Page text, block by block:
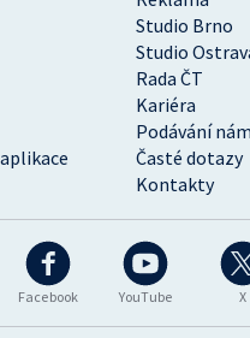
Facebook YouTube X
Studio Brno
Studio
Rada ČT
Kariéra
Podávání
Časté dotazy
Kontakty